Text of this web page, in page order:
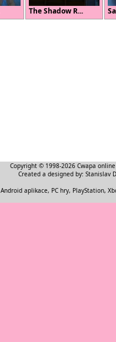
The Shadow R...
Copyright © 1998-2026 Cwapa
Created a designed by: Stanislav
Android aplikace, PC hry, PlayStation,